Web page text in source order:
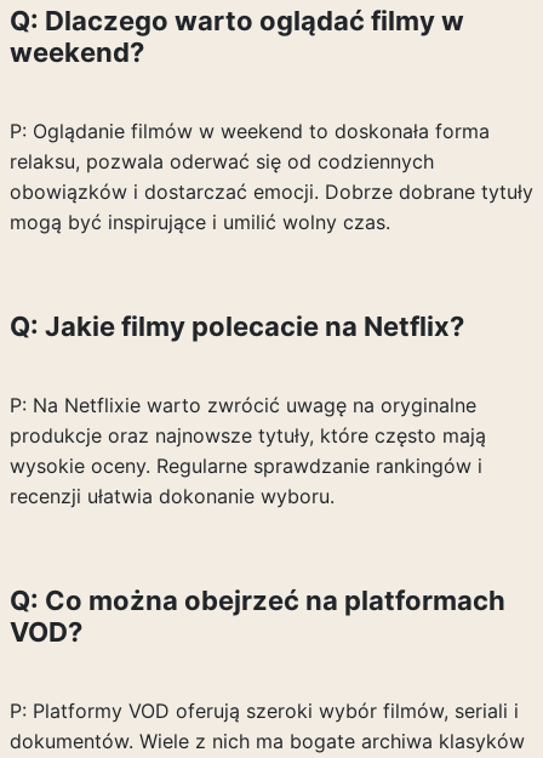
Q: Dlaczego warto oglądać filmy w
weekend?
P: Oglądanie filmów w weekend to doskonała forma
relaksu, pozwala oderwać się od codziennych
obowiązków i dostarczać emocji. Dobrze dobrane tytuły
mogą być inspirujące i umilić wolny czas.
Q: Jakie filmy polecacie na Netflix?
P: Na Netflixie warto zwrócić uwagę na oryginalne
produkcje oraz najnowsze tytuły, które często mają
wysokie oceny. Regularne sprawdzanie rankingów i
recenzji ułatwia dokonanie wyboru.
Q: Co można obejrzeć na platformach
VOD?
P: Platformy VOD oferują szeroki wybór filmów, seriali i
dokumentów. Wiele z nich ma bogate archiwa klasyków